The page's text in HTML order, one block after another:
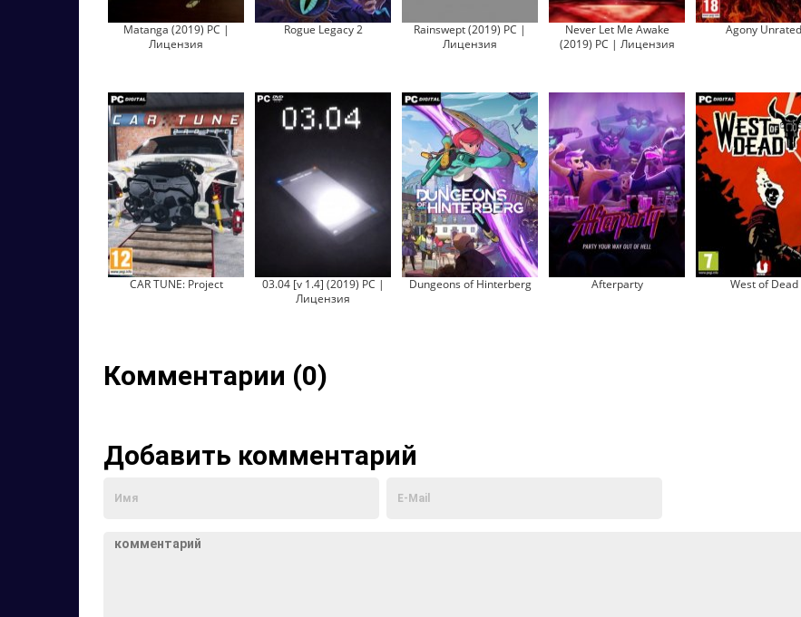
Matanga (2019) PC |
Лицензия
Rogue Legacy 2
Rainswept (2019) PC |
Лицензия
Never Let Me Awake
(2019) PC | Лицензия
Agony Unrated
CAR TUNE: Project
03.04 [v 1.4] (2019) PC |
Лицензия
Dungeons of Hinterberg Afterparty West of Dead
Комментарии (0)
Добавить комментарий